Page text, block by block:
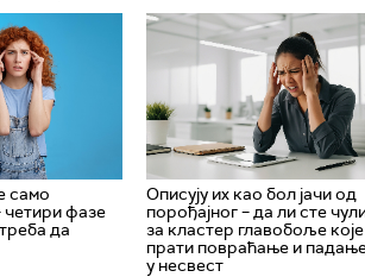
само
четири фазе
да
Описују их као бол јачи од
порођајног – да ли сте
за кластер главобоље које
прати повраћање и
у несвест